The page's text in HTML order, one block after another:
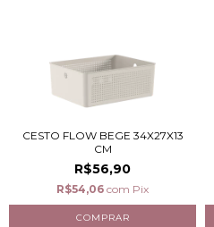
CESTO FLOW BEGE 34X27X13
CM
R$56,90
R$54,06 com Pix